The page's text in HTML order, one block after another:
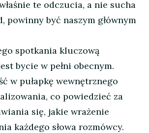
te odczucia, a nie sucha
powinny być naszym głównym
spotkania kluczową
bycie w pełni obecnym.
w pułapkę wewnętrznego
co powiedzieć za
się, jakie wrażenie
każdego słowa rozmówcy.